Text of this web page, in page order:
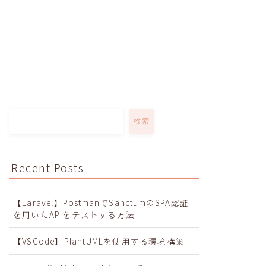
検索
Recent Posts
【Laravel】PostmanでSanctumのSPA認証
を用いたAPIをテストする方法
【VSCode】PlantUMLを使用する環境構築